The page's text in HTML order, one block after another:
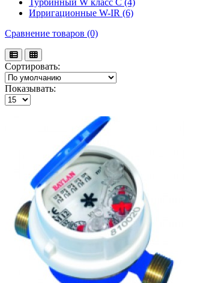
Турбинный W класс С (4)
Ирригационные W-IR (6)
Сравнение товаров (0)
Сортировать:
Показывать: